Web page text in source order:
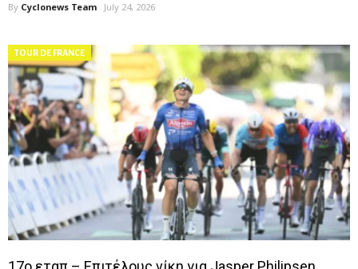
By Cyclonews Team July 24, 2026
TOUR DE FRANCE